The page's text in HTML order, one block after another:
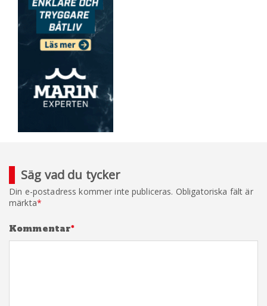
Säg vad du tycker
Din e-postadress kommer inte publiceras. Obligatoriska fält är
märkta*
Kommentar*